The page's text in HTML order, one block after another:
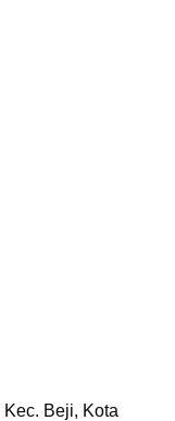
Beji, Kota